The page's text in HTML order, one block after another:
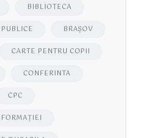
BIBLIOTECA
BRAŞOV
CARTE PENTRU COPII
CONFERINTA
CPC